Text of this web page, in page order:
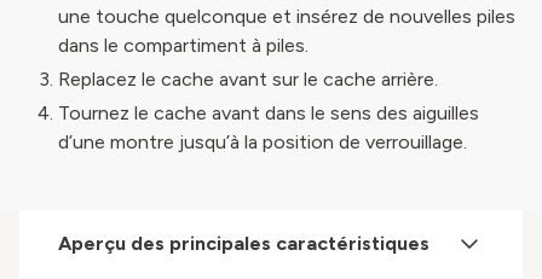
une touche quelconque et insérez de nouvelles piles
dans le compartiment à piles.
Replacez le cache avant sur le cache arrière.
Tournez le cache avant dans le sens des aiguilles
d’une montre jusqu’à la position de verrouillage.
Aperçu des principales caractéristiques